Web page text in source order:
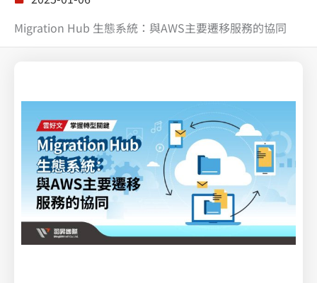
Migration Hub 生態系統：與AWS主要遷移服務的協同